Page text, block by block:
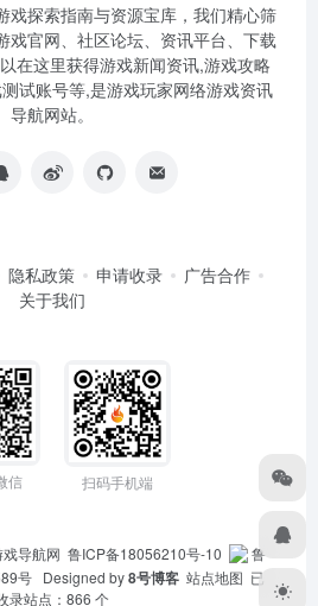
戏探索指南与资源宝库，我们精心筛
戏官网、社区论坛、资讯平台、下载
在这里获得游戏新闻资讯,游戏攻略
试账号等,是游戏玩家网络游戏资讯
导航网站。
隐私政策 申请收录
广告合作
关于我们
信 扫码手机端
导航网 鲁ICP备18056210号-10
鲁
号Designed by8号博客 站点地图 已
录站点：866 个